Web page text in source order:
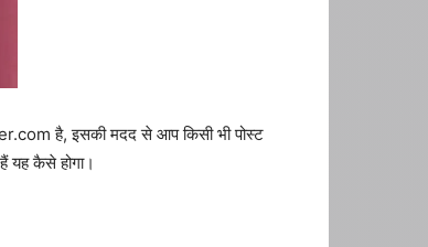
है, इसकी मदद से आप किसी भी पोस्ट
यह कैसे होगा।